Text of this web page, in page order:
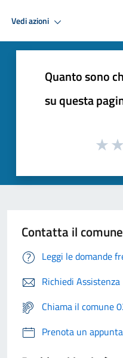
Vedi azioni
Quanto sono
su questa
Contatta il comune
Leggi le domande
Richiedi Assistenza
Chiama il comune
Prenota un